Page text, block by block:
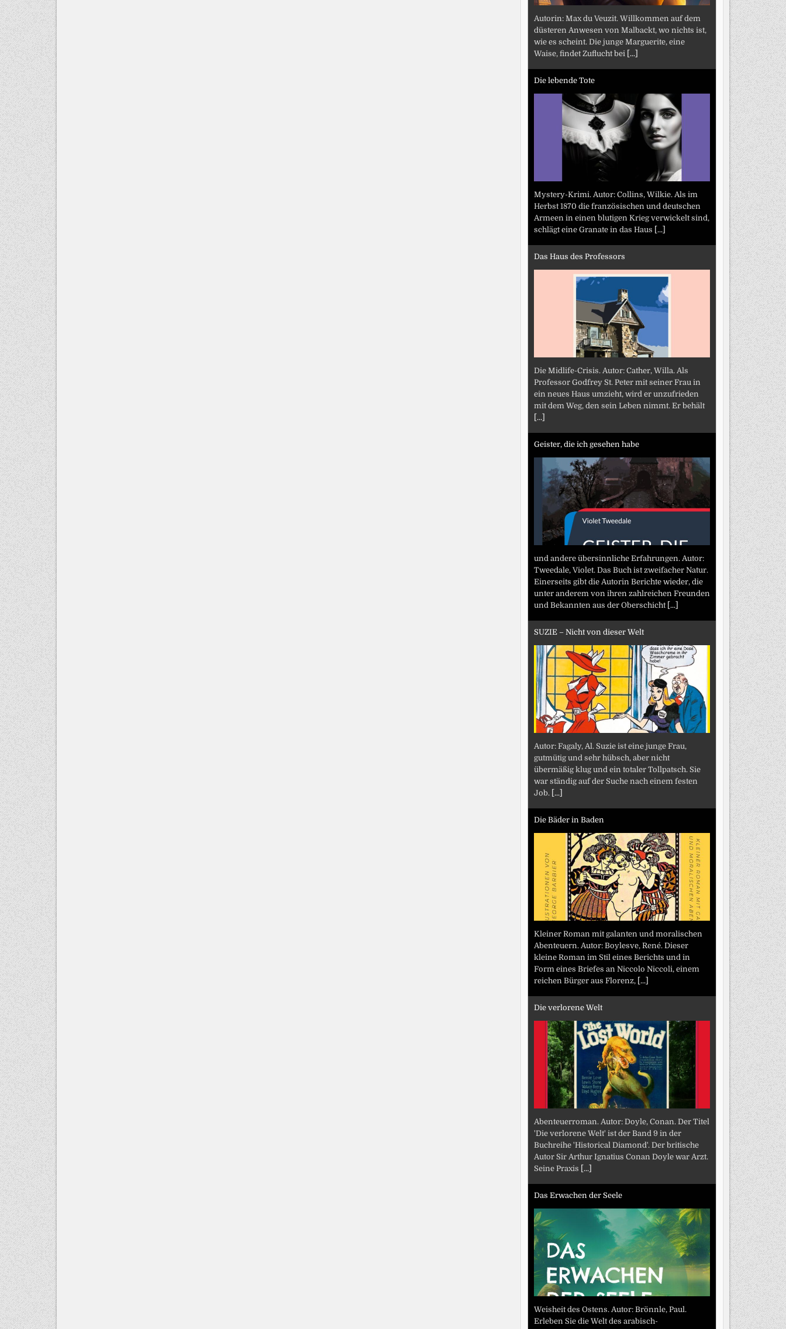
Autorin: Max du Veuzit. Willkommen auf dem
düsteren Anwesen von Malbackt, wo nichts ist,
wie es scheint. Die junge Marguerite, eine
Waise, findet Zuflucht bei [...]
Die lebende Tote
Mystery-Krimi. Autor: Collins, Wilkie. Als im
Herbst 1870 die französischen und deutschen
Armeen in einen blutigen Krieg verwickelt sind,
schlägt eine Granate in das Haus [...]
Das Haus des Professors
Die Midlife-Crisis. Autor: Cather, Willa. Als
Professor Godfrey St. Peter mit seiner Frau in
ein neues Haus umzieht, wird er unzufrieden
mit dem Weg, den sein Leben nimmt. Er behält
[...]
Geister, die ich gesehen habe
und andere übersinnliche Erfahrungen. Autor:
Tweedale, Violet. Das Buch ist zweifacher Natur.
Einerseits gibt die Autorin Berichte wieder, die
unter anderem von ihren zahlreichen Freunden
und Bekannten aus der Oberschicht [...]
SUZIE – Nicht von dieser Welt
Autor: Fagaly, Al. Suzie ist eine junge Frau,
gutmütig und sehr hübsch, aber nicht
übermäßig klug und ein totaler Tollpatsch. Sie
war ständig auf der Suche nach einem festen
Job. [...]
Die Bäder in Baden
Kleiner Roman mit galanten und moralischen
Abenteuern. Autor: Boylesve, René. Dieser
kleine Roman im Stil eines Berichts und in
Form eines Briefes an Niccolo Niccoli, einem
reichen Bürger aus Florenz, [...]
Die verlorene Welt
Abenteuerroman. Autor: Doyle, Conan. Der Titel
'Die verlorene Welt' ist der Band 9 in der
Buchreihe 'Historical Diamond'. Der britische
Autor Sir Arthur Ignatius Conan Doyle war Arzt.
Seine Praxis [...]
Das Erwachen der Seele
Weisheit des Ostens. Autor: Brönnle, Paul.
Erleben Sie die Welt des arabisch-